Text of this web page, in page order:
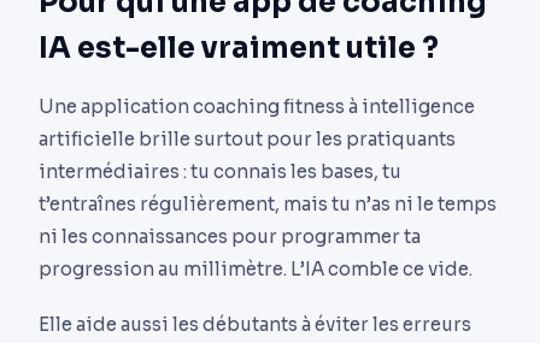
IA est-elle vraiment utile ?
Une application coaching fitness à intelligence
artificielle brille surtout pour les pratiquants
intermédiaires : tu connais les bases, tu
t’entraînes régulièrement, mais tu n’as ni le temps
ni les connaissances pour programmer ta
progression au millimètre. L’IA comble ce vide.
Elle aide aussi les débutants à éviter les erreurs